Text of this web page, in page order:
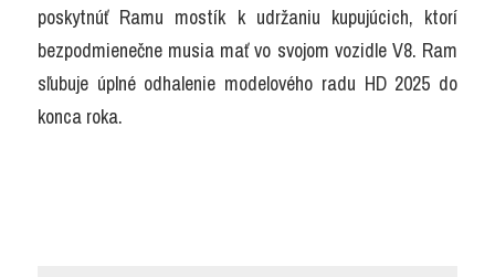
poskytnúť Ramu mostík k udržaniu kupujúcich, ktorí
bezpodmienečne musia mať vo svojom vozidle V8. Ram
sľubuje úplné odhalenie modelového radu HD 2025 do
konca roka.